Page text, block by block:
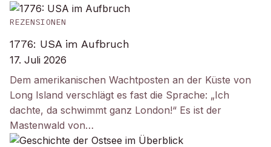
REZENSIONEN
1776: USA im Aufbruch
17. Juli 2026
Dem amerikanischen Wachtposten an der Küste von
Long Island verschlägt es fast die Sprache: „Ich
dachte, da schwimmt ganz London!“ Es ist der
Mastenwald von…